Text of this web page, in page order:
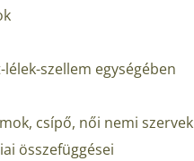
szellem egységében
csípő, női nemi szervek
összefüggései